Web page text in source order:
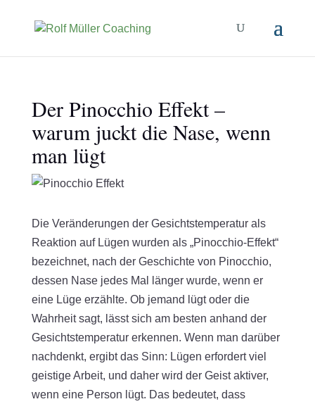
Der Pinocchio Effekt –
warum juckt die Nase, wenn
man lügt
Die Veränderungen der Gesichtstemperatur als
Reaktion auf Lügen wurden als „Pinocchio-Effekt“
bezeichnet, nach der Geschichte von Pinocchio,
dessen Nase jedes Mal länger wurde, wenn er
eine Lüge erzählte. Ob jemand lügt oder die
Wahrheit sagt, lässt sich am besten anhand der
Gesichtstemperatur erkennen. Wenn man darüber
nachdenkt, ergibt das Sinn: Lügen erfordert viel
geistige Arbeit, und daher wird der Geist aktiver,
wenn eine Person lügt. Das bedeutet, dass